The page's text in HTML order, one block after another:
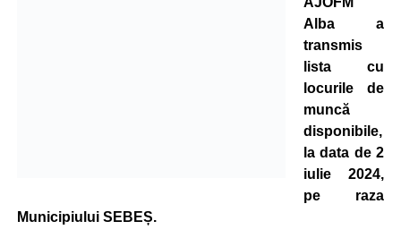
Alba a
transmis
lista cu
locurile de
muncă
disponibile,
la data de 2
iulie 2024,
pe raza
Municipiului SEBEȘ.